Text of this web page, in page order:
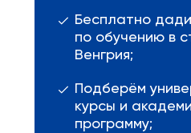
Бесплатно
по обучению в
Венгрия;
Подберём
курсы и
программу;